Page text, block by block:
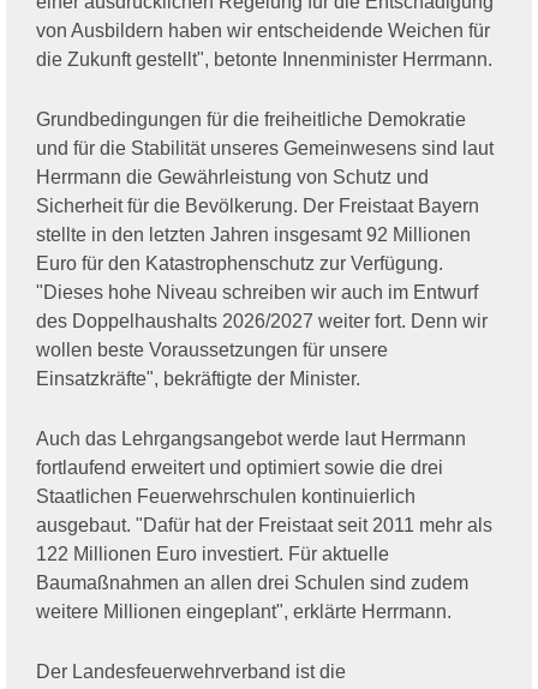
von Ausbildern haben wir entscheidende Weichen für
die Zukunft gestellt", betonte Innenminister Herrmann.
Grundbedingungen für die freiheitliche Demokratie
und für die Stabilität unseres Gemeinwesens sind laut
Herrmann die Gewährleistung von Schutz und
Sicherheit für die Bevölkerung. Der Freistaat Bayern
stellte in den letzten Jahren insgesamt 92 Millionen
Euro für den Katastrophenschutz zur Verfügung.
"Dieses hohe Niveau schreiben wir auch im Entwurf
des Doppelhaushalts 2026/2027 weiter fort. Denn wir
wollen beste Voraussetzungen für unsere
Einsatzkräfte", bekräftigte der Minister.
Auch das Lehrgangsangebot werde laut Herrmann
fortlaufend erweitert und optimiert sowie die drei
Staatlichen Feuerwehrschulen kontinuierlich
ausgebaut. "Dafür hat der Freistaat seit 2011 mehr als
122 Millionen Euro investiert. Für aktuelle
Baumaßnahmen an allen drei Schulen sind zudem
weitere Millionen eingeplant", erklärte Herrmann.
Der Landesfeuerwehrverband ist die